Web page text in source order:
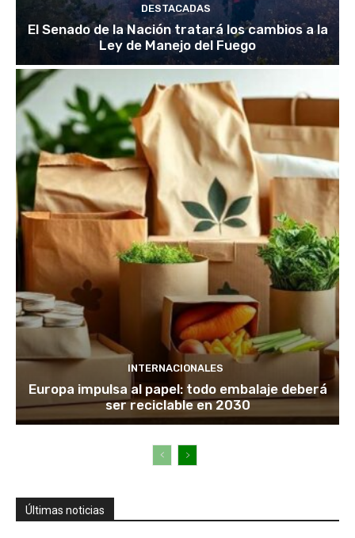
DESTACADAS
El Senado de la Nación tratará los cambios a la
Ley de Manejo del Fuego
INTERNACIONALES
Europa impulsa al papel: todo embalaje deberá
ser reciclable en 2030
Últimas noticias